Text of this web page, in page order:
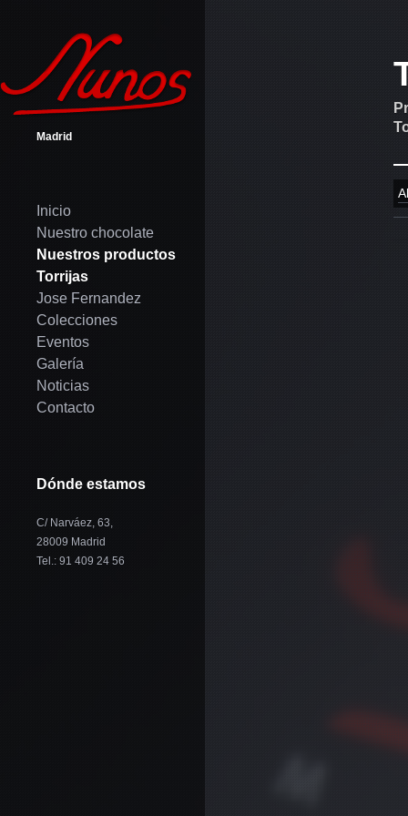
Madrid
Inicio
Nuestro chocolate
Nuestros productos
Torrijas
Jose Fernandez
Colecciones
Eventos
Galería
Noticias
Contacto
Dónde estamos
C/ Narváez, 63,
28009 Madrid
Tel.: 91 409 24 56